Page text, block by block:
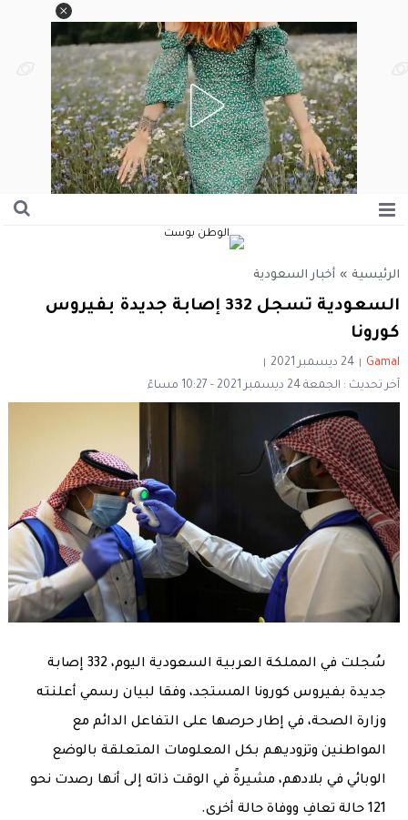
الرئيسية » أخبار السعودية
السعودية تسجل 332 إصابة جديدة بفيروس
كورونا
Gamal
24 ديسمبر 2021
آخر تحديث : الجمعة 24 ديسمبر 2021 - 10:27 مساءً
سُجلت في المملكة العربية السعودية اليوم، 332 إصابة
جديدة بفيروس كورونا المستجد، وفقا لبيان رسمي أعلنته
وزارة الصحة، في إطار حرصها على التفاعل الدائم مع
المواطنين وتزوديهم بكل المعلومات المتعلقة بالوضع
الوبائي في بلادهم، مشيرةً في الوقت ذاته إلى أنها رصدت نحو
121 حالة تعافِ ووفاة حالة أخرى.